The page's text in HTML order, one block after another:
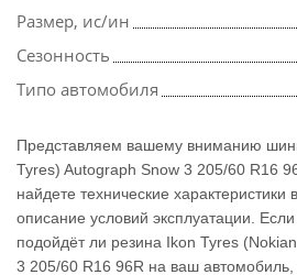
Размер, ис/ин
Сезонность
Типо автомобиля
Представляем вашему вниманию
Tyres) Autograph Snow 3 205/60 R16
найдете технические
описание условий эксплуатации.
подойдёт ли резина Ikon Tyres
3 205/60 R16 96R на ваш